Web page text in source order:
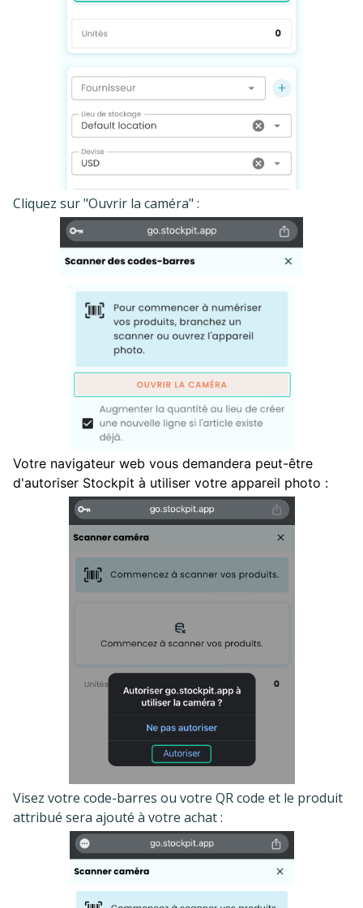
Cliquez sur "Ouvrir la caméra" :
Votre navigateur web vous demandera peut-être
d'autoriser Stockpit à utiliser votre appareil photo :
Visez votre code-barres ou votre QR code et le produit
attribué sera ajouté à votre achat :